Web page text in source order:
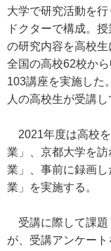
大学で研究活動を
ドクターで構成。
の研究内容を高校
全国の高校62校か
103講座を実施した
人の高校生が受講し
2021年度は高校
業」、京都大学を
業」、事前に録画
業」を実施する。
受講に際して課題
が、受講アンケー